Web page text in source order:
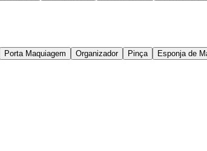
Porta Maquiagem Organizador Pinça Esponja de